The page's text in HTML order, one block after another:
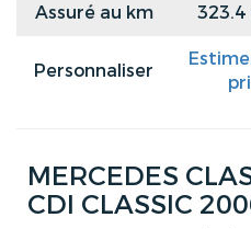
Assuré au km
Personnaliser
MERCEDES
CDI CLASSIC